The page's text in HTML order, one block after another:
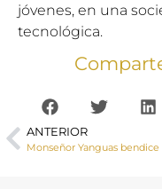
jóvenes, en una
tecnológica.
ANTERIOR